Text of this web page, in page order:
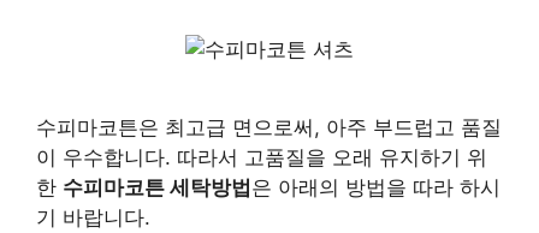
수피마코튼은 최고급 면으로써, 아주 부드럽고 품질
이 우수합니다. 따라서 고품질을 오래 유지하기 위
한 수피마코튼 세탁방법 은 아래의 방법을 따라 하시
기 바랍니다.